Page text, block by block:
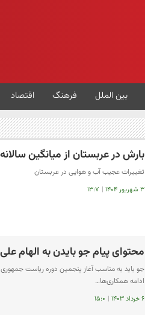
بین الملل فرهنگ اقتصاد
بارش در عربستان از میانگین
تغییرات عجیب آب و هوایی در عربستان
۳ شهریور ۱۴۰۴ | ۱۳:۷
محتوای پیام جو بایدن به الهام
جو باید به مناسب آغاز پنجمین دوره ریاست
ادامه همکاری‌ها…
۶ خرداد ۱۴۰۳ | ۱۵:۰